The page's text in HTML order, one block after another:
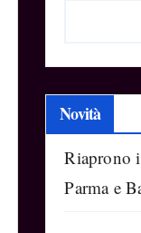
Novità
Riaprono
Parma e